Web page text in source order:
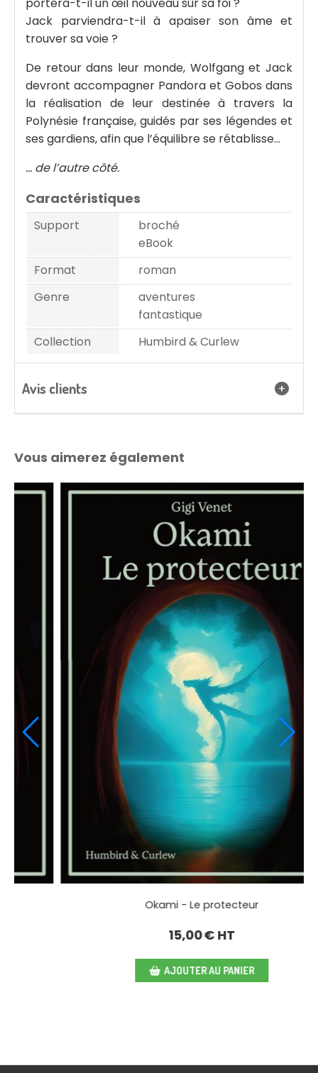
Jack parviendra-t-il à apaiser son âme et
trouver sa voie ?
De retour dans leur monde, Wolfgang et Jack
devront accompagner Pandora et Gobos dans
la réalisation de leur destinée à travers la
Polynésie française, guidés par ses légendes et
ses gardiens, afin que l’équilibre se rétablisse…
… de l’autre côté.
Caractéristiques
Support
broché
eBook
Format
roman
Genre
aventures
fantastique
Collection
Humbird & Curlew
Avis clients
Vous aimerez également
Okami - Le protecteur
€ HT
AJOUTER AU PANIER